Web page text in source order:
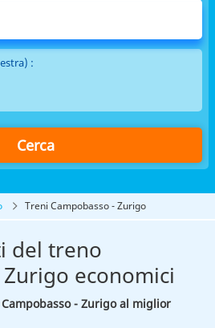
:
Cerca
Treni Campobasso - Zurigo
del treno
economici
- Zurigo al miglior